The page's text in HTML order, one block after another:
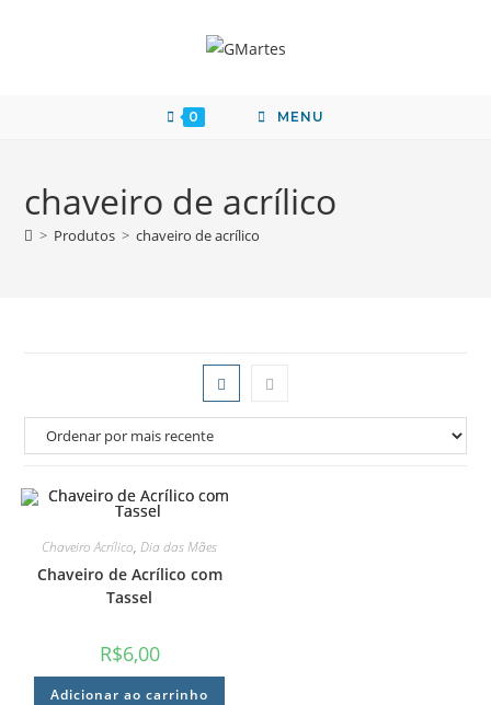
0 MENU
chaveiro de acrílico
> Produtos > chaveiro de acrílico
Chaveiro Acrílico,Dia das Mães
Chaveiro de Acrílico com
Tassel
R$6,00
Adicionar ao carrinho